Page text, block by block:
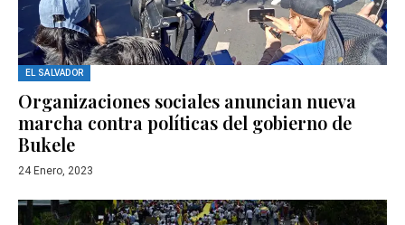
EL SALVADOR
Organizaciones sociales anuncian nueva
marcha contra políticas del gobierno de
Bukele
24 Enero, 2023